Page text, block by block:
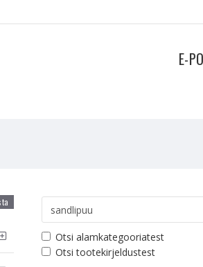
E-
Otsi alamkategooriatest
Otsi tootekirjeldustest